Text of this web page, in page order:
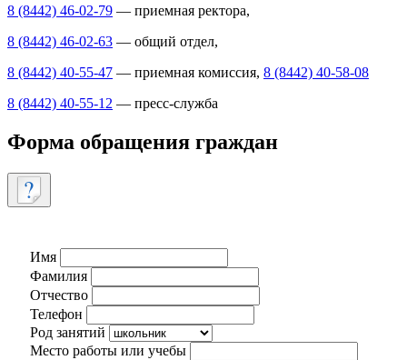
8 (8442) 46-02-79 — приемная ректора,
8 (8442) 46-02-63 — общий отдел,
8 (8442) 40-55-47 — приемная комиссия, 8 (8442) 40-58-08
8 (8442) 40-55-12 — пресс-служба
Форма обращения граждан
Имя
Фамилия
Отчество
Телефон
Род занятий
Место работы или учебы